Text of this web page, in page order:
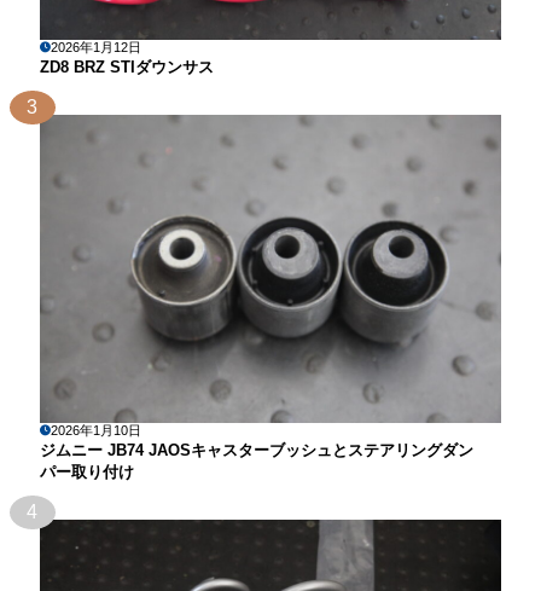
2026年1月12日
ZD8 BRZ STIダウンサス
3
2026年1月10日
ジムニー JB74 JAOSキャスターブッシュとステアリングダン
パー取り付け
4